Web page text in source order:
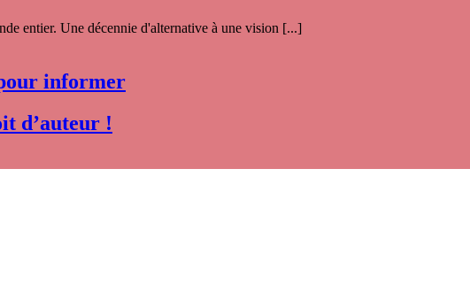
entier. Une décennie d'alternative à une vision [...]
informer
d’auteur !